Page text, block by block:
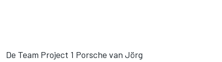
De Team Project 1 Porsche van Jörg